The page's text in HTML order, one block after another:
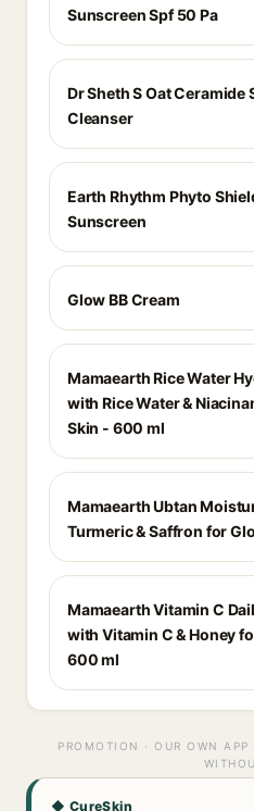
Sunscreen Spf 50 Pa
Dr Sheth S Oat Ceramide
Cleanser
Earth Rhythm Phyto
Sunscreen
Glow BB Cream
Mamaearth Rice Water
with Rice Water &
Skin - 600 ml
Mamaearth Ubtan
Turmeric & Saffron for
Mamaearth Vitamin C
with Vitamin C & Honey
600 ml
PROMOTION · OUR OWN
◆ CureSkin